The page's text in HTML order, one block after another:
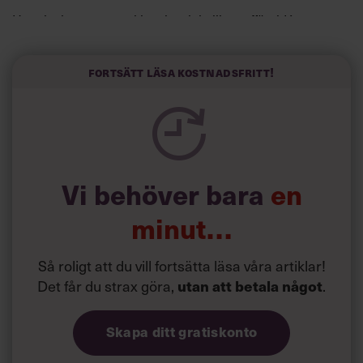
Horwitz har nu utvecklat sitt trick till en affärsidé: appen
kortfattat slarviga vd-stilen.
Fortsätt läsa kostnadsfritt!
Vi behöver bara en
minut…
Så roligt att du vill fortsätta läsa våra artiklar!
Det får du strax göra, utan att betala något.
Skapa ditt gratiskonto